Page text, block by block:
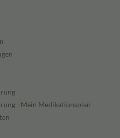
- Mein Medikationsplan